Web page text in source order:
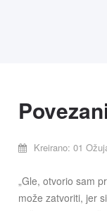
Kreirano: 01
„Gle, otvorio sam
može zatvoriti, jer